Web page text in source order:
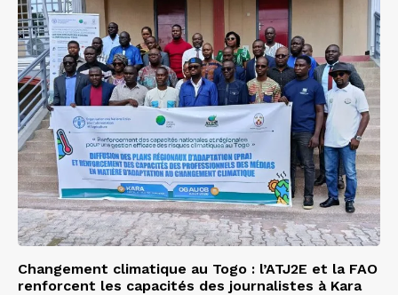
Changement climatique au Togo : l’ATJ2E et la FAO
renforcent les capacités des journalistes à Kara